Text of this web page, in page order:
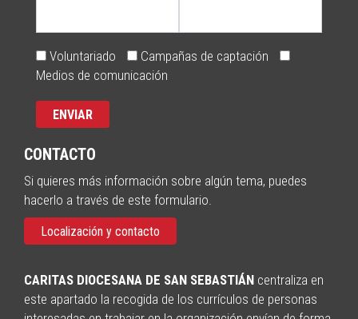
Voluntariado
Campañas de captación
Medios de comunicación
CONTACTO
Si quieres más información sobre algún tema, puedes
hacerlo a través de este formulario.
Localización y contacto
CARITAS DIOCESANA DE SAN SEBASTIÁN centraliza en
este apartado la recogida de los currículos de personas